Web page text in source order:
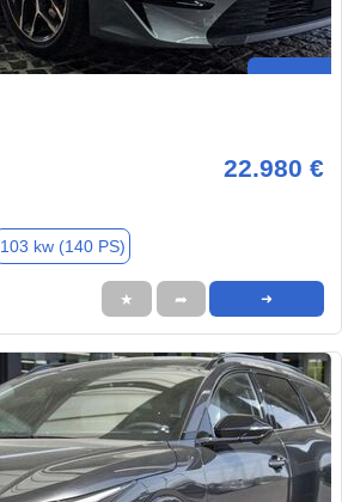
22.980 €
103 kw (140 PS)
★ ➦ ➜